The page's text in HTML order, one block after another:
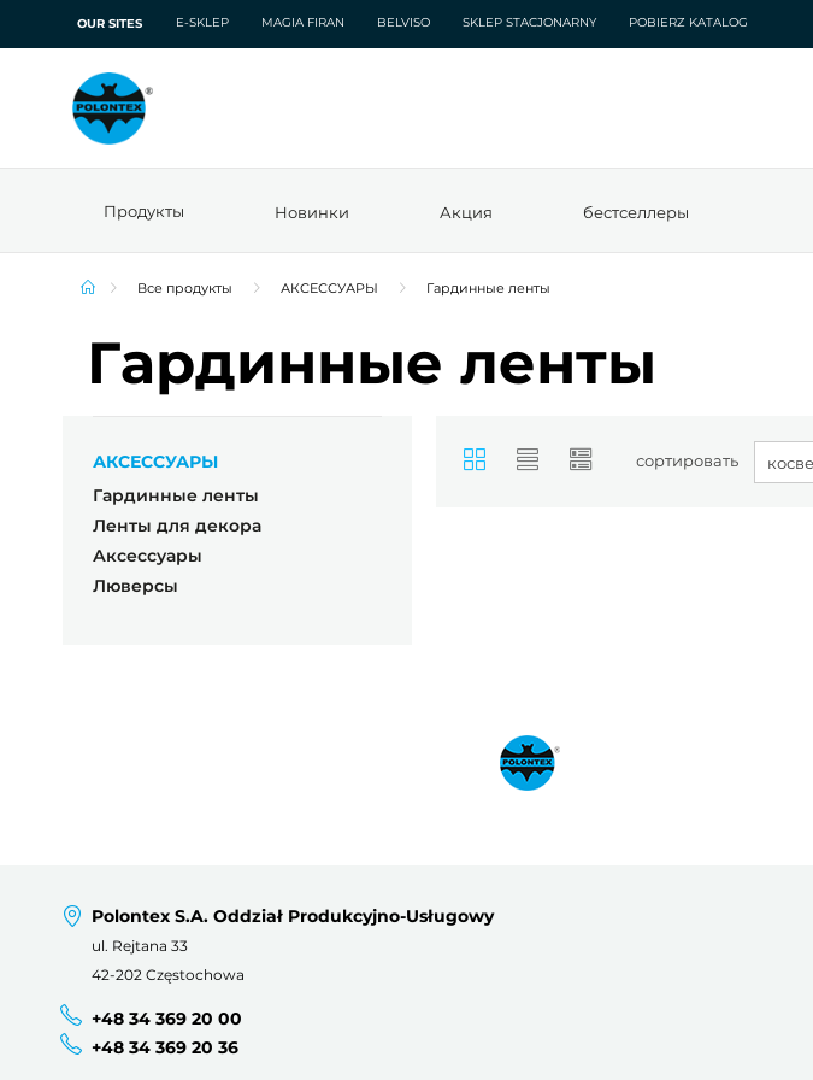
OUR SITES E-SKLEP MAGIA FIRAN BELVISO SKLEP STACJONARNY POBIERZ KATALOG
Продукты Новинки Акция бестселлеры
Все продукты АКСЕССУАРЫ Гардинные ленты
Гардинные ленты
АКСЕССУАРЫ
Гардинные ленты
Ленты для декора
Аксессуары
Люверсы
сортировать
Polontex S.A. Oddział Produkcyjno-Usługowy
ul. Rejtana 33
42-202 Częstochowa
+48 34 369 20 00
+48 34 369 20 36